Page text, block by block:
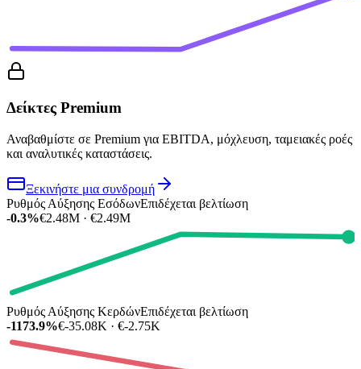
Δείκτες Premium
Αναβαθμίστε σε Premium για EBITDA, μόχλευση, ταμειακές ροές
και αναλυτικές καταστάσεις.
Ξεκινήστε μια συνδρομή
Ρυθμός Αύξησης ΕσόδωνΕπιδέχεται βελτίωση
-0.3%€2.48M · €2.49M
Ρυθμός Αύξησης ΚερδώνΕπιδέχεται βελτίωση
-1173.9%€-35.08K · €-2.75K